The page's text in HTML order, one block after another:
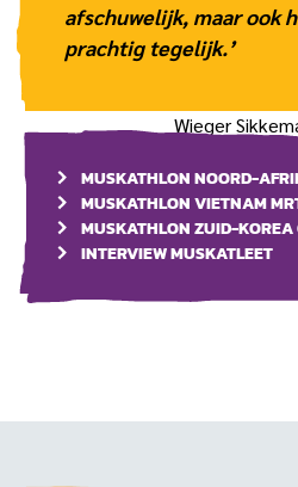
afschuwelijk, maar ook
prachtig tegelijk.’
Wieger
MUSKATHLON NOORD-
MUSKATHLON VIETNAM
MUSKATHLON ZUID-
INTERVIEW MUSKATLEET